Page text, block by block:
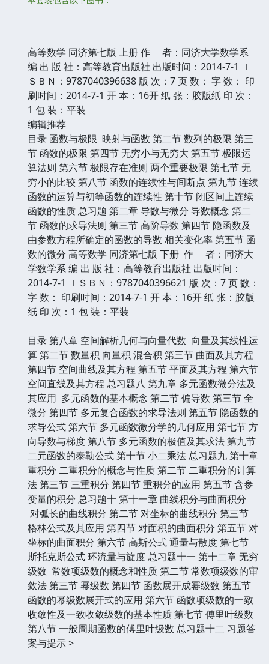
高等数学 同济第七版 上册 作 者：同济大学数学系
编 出 版 社：高等教育出版社 出版时间：2014-7-1 Ｉ
ＳＢＮ：9787040396638 版 次：7 页 数： 字 数： 印
刷时间：2014-7-1 开 本：16开 纸 张：胶版纸 印 次：
1 包 装：平装
编辑推荐
目录 函数与极限 映射与函数 第二节 数列的极限 第三
节 函数的极限 第四节 无穷小与无穷大 第五节 极限运
算法则 第六节 极限存在准则 两个重要极限 第七节 无
穷小的比较 第八节 函数的连续性与间断点 第九节 连续
函数的运算与初等函数的连续性 第十节 闭区间上连续
函数的性质 总习题 第二章 导数与微分 导数概念 第二
节 函数的求导法则 第三节 高阶导数 第四节 隐函数及
由参数方程所确定的函数的导数 相关变化率 第五节 函
数的微分 高等数学 同济第七版 下册 作 者：同济大
学数学系 编 出 版 社：高等教育出版社 出版时间：
2014-7-1 ＩＳＢＮ：9787040396621 版 次：7 页 数：
字 数： 印刷时间：2014-7-1 开 本：16开 纸 张：胶版
纸 印 次：1 包 装：平装
目录 第八章 空间解析几何与向量代数 向量及其线性运
算 第二节 数量积 向量积 混合积 第三节 曲面及其方程
第四节 空间曲线及其方程 第五节 平面及其方程 第六节
空间直线及其方程 总习题八 第九章 多元函数微分法及
其应用 多元函数的基本概念 第二节 偏导数 第三节 全
微分 第四节 多元复合函数的求导法则 第五节 隐函数的
求导公式 第六节 多元函数微分学的几何应用 第七节 方
向导数与梯度 第八节 多元函数的极值及其求法 第九节
二元函数的泰勒公式 第十节 小二乘法 总习题九 第十章
重积分 二重积分的概念与性质 第二节 二重积分的计算
法 第三节 三重积分 第四节 重积分的应用 第五节 含参
变量的积分 总习题十 第十一章 曲线积分与曲面积分
对弧长的曲线积分 第二节 对坐标的曲线积分 第三节
格林公式及其应用 第四节 对面积的曲面积分 第五节 对
坐标的曲面积分 第六节 高斯公式 通量与散度 第七节
斯托克斯公式 环流量与旋度 总习题十一 第十二章 无穷
级数 常数项级数的概念和性质 第二节 常数项级数的审
敛法 第三节 幂级数 第四节 函数展开成幂级数 第五节
函数的幂级数展开式的应用 第六节 函数项级数的一致
收敛性及一致收敛级数的基本性质 第七节 傅里叶级数
第八节 一般周期函数的傅里叶级数 总习题十二 习题答
案与提示 >